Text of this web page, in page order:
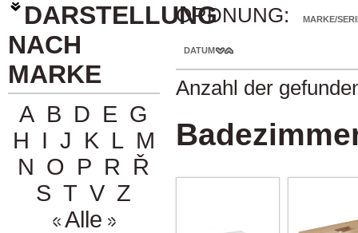
DARSTELLUNG
NACH
MARKE
A B D E G
H I J K L M
N O P R Ř
S T V Z
Alle
ORDNUNG: MARKE/
DATUM
Anzahl der